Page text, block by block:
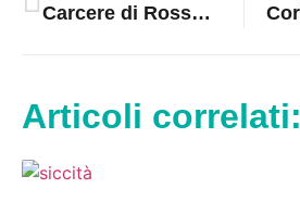
Carcere di Rossano, trovati hashish e cellulari nel reparto Alta Sicurezza
Articoli correlati: